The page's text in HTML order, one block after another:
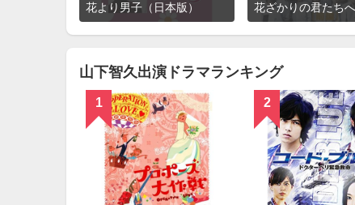
花より男子（日本版）
山下智久出演ドラマランキング
1 2